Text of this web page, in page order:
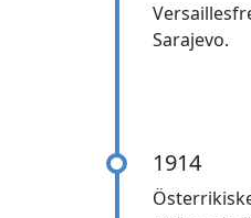
Sarajevo.
1914